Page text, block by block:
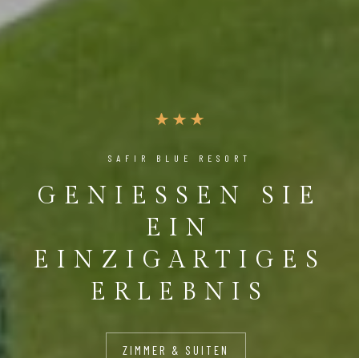
SAFIR BLUE RESORT
GENIESSEN SIE E
IN E
INZIGARTIGES E
RLEBNIS
ZIMMER & SUITEN